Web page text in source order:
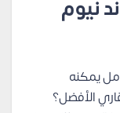
نيوم
يمكنه
الأفضل؟